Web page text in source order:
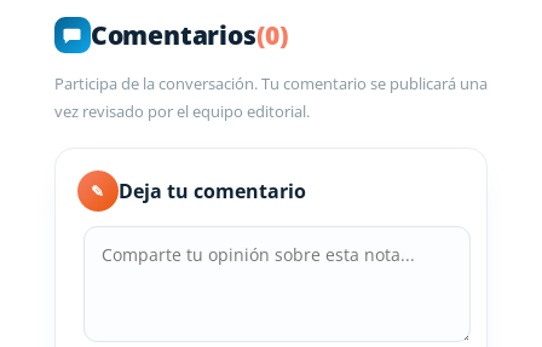
Comentarios(0)
Participa de la conversación. Tu comentario se publicará una
vez revisado por el equipo editorial.
✎ Deja tu comentario